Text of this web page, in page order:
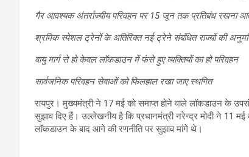
गैर आवश्यक अंतर्राज्यीय परिवहन पर 15 जून तक प्रतिबंध रखना
श्रमिक स्पेशल ट्रेनों के अतिरिक्त नई ट्रेने संबंधित राज्यों की
वायु मार्ग से हो केवल लॉकडाउन में फंसे हुए व्यक्तियों का हो परिवहन
सार्वजनिक परिवहन सेवाओं को फिलहाल रखा जाए स्थगित
रायपुर। मुख्यमंत्री ने 17 मई को समाप्त होने वाले लॉकडाउन के
सुझाव दिए हैं। उल्लेखनीय है कि प्रधानमंत्री नरेन्द्र मोदी ने 11
लॉकडाउन के बाद आगे की रणनीति पर सुझाव मांगे थे।